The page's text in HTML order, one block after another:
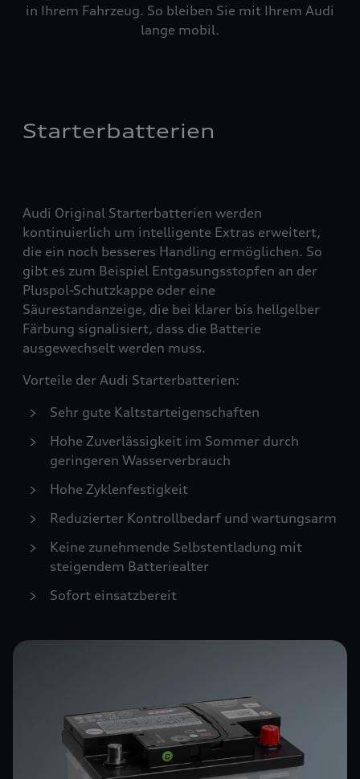
in Ihrem Fahrzeug. So bleiben Sie mit Ihrem Audi
lange mobil.
Starterbatterien
Audi Original Starterbatterien werden
kontinuierlich um intelligente Extras erweitert,
die ein noch besseres Handling ermöglichen. So
gibt es zum Beispiel Entgasungsstopfen an der
Pluspol-Schutzkappe oder eine
Säurestandanzeige, die bei klarer bis hellgelber
Färbung signalisiert, dass die Batterie
ausgewechselt werden muss.
Vorteile der Audi Starterbatterien:
Sehr gute Kaltstarteigenschaften
Hohe Zuverlässigkeit im Sommer durch
geringeren Wasserverbrauch
Hohe Zyklenfestigkeit
Reduzierter Kontrollbedarf und wartungsarm
Keine zunehmende Selbstentladung mit
steigendem Batteriealter
Sofort einsatzbereit